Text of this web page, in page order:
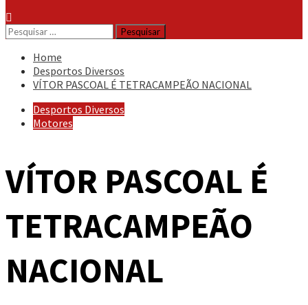
Pesquisar
por:
Home
Desportos Diversos
VÍTOR PASCOAL É TETRACAMPEÃO NACIONAL
Desportos Diversos
Motores
VÍTOR PASCOAL É
TETRACAMPEÃO
NACIONAL